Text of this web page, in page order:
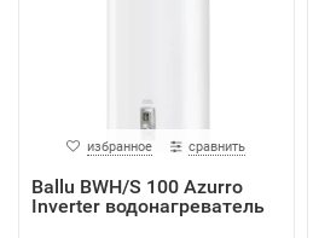
избранное сравнить
Ballu BWH/S 100 Azurro
Inverter водонагреватель